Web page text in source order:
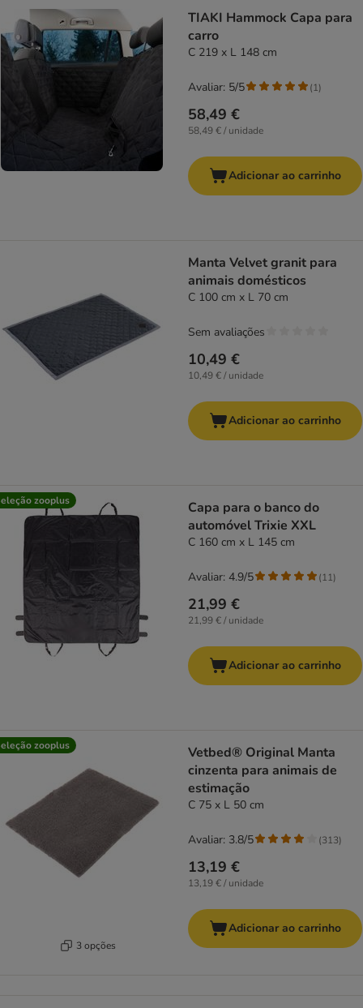
TIAKI Hammock Capa para
carro
C 219 x L 148 cm
58,49 €
58,49 € / unidade
Avaliar: 5/5 (1)
Adicionar ao carrinho
Manta Velvet granit para
animais domésticos
C 100 cm x L 70 cm
10,49 €
10,49 € / unidade
Sem avaliações
Adicionar ao carrinho
zooplus
Capa para o banco do
automóvel Trixie XXL
C 160 cm x L 145 cm
21,99 €
21,99 € / unidade
Avaliar: 4.9/5 (11)
Adicionar ao carrinho
zooplus
3 opções
Vetbed® Original Manta
cinzenta para animais de
estimação
C 75 x L 50 cm
13,19 €
13,19 € / unidade
Avaliar: 3.8/5 (313)
Adicionar ao carrinho